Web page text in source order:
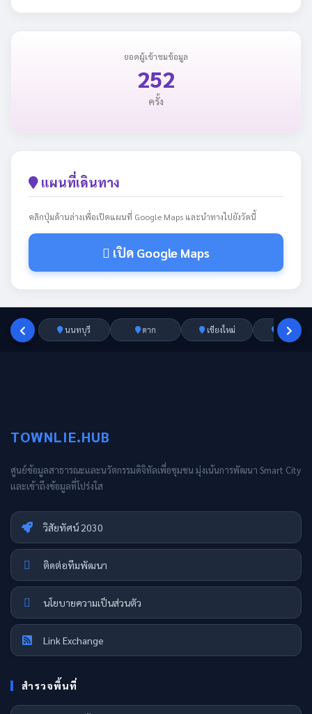
ยอดผู้เข้าชมข้อมูล
252
ครั้ง
แผนที่เดินทาง
คลิกปุ่มด้านล่างเพื่อเปิดแผนที่ Google Maps และนำทางไปยังวัดนี้
เปิด Google Maps
นนทบุรี ตาก เชียงใหม่ อ่างทอง
TOWNLIE.HUB
ศูนย์ข้อมูลสาธารณะและนวัตกรรมดิจิทัลเพื่อชุมชน มุ่งเน้นการพัฒนา Smart City
และเข้าถึงข้อมูลที่โปร่งใส
วิสัยทัศน์ 2030
ติดต่อทีมพัฒนา
นโยบายความเป็นส่วนตัว
Link Exchange
สำรวจพื้นที่